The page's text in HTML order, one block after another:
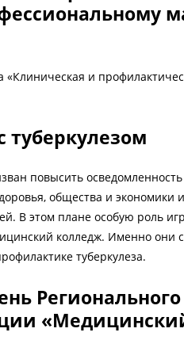
«Клиническая и
повысить
общества и экономики
В этом плане особую роль
колледж. Именно они
туберкулеза.
Регионального